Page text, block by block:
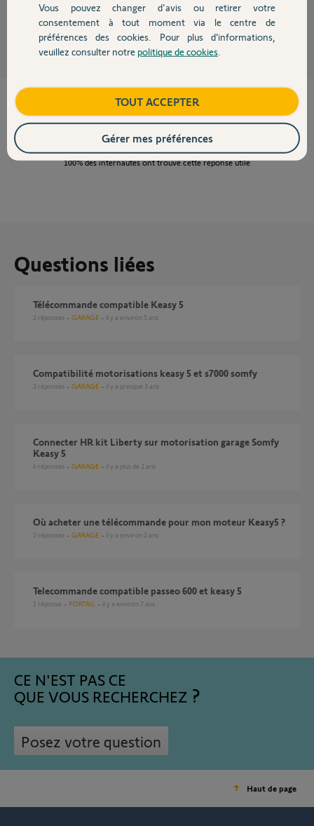
Devis avec un pro
Contact
Thomas M. il y a presque 13 ans
Cette réponse vous a-t-elle aidé ?
NON
100%des internautes ont trouvé cette réponse utile
Questions liées
Télécommande compatible Keasy 5
2 réponses GARAGE il y a environ 5 ans
Compatibilité motorisations keasy 5 et s7000 somfy
2 réponses GARAGE il y a presque 3 ans
Connecter HR kit Liberty sur motorisation garage Somfy
Keasy 5
4 réponses GARAGE il y a plus de 2 ans
Où acheter une télécommande pour mon moteur Keasy5 ?
2 réponses GARAGE il y a environ 2 ans
Telecommande compatible passeo 600 et keasy 5
1 réponse PORTAIL il y a environ 7 ans
CE N'EST PAS CE
QUE VOUS RECHERCHEZ
Posez votre question
Haut de page
Vous pouvez changer d'avis ou retirer votre
consentement à tout moment via le centre de
préférences des cookies. Pour plus d’informations,
veuillez consulter notre politique de cookies
TOUT ACCEPTER
Gérer mes préférences